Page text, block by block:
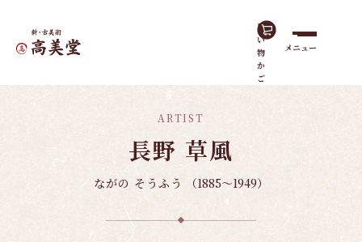
買
い
物
か
ご
メニュー
ホーム諸作家
ARTIST
長野 草風
ながの そうふう （1885～1949）